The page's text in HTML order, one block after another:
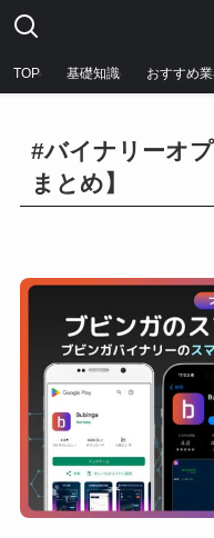
TOP 基礎知識 おすすめ
#バイナリーオ
まとめ】